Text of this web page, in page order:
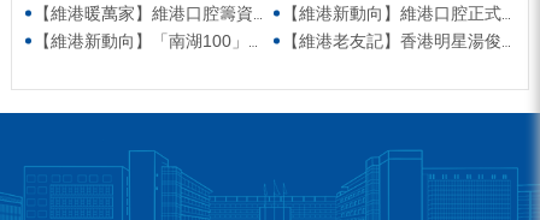
【維港暖萬家】維港口腔籌資捐款援助廣西洪澇災區 攜手香港廣西南寧同鄉會共獻愛心
【維港新動向】維港口腔正式獲聘為「羅湖區社會醫療機構行業協會監事單位」
【維港新動向】「南湖100」品牌發佈會 維港口腔獲評「突出貢獻企業」殊榮
【維港老友記】香港明星湯俊明驚喜現身維港口腔 擔任明星一日店長！